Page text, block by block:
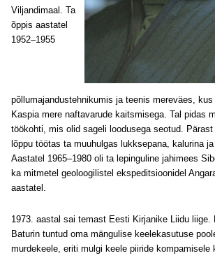
Viljandimaal. Ta
õppis aastatel
1952–1955
põllumajandustehnikumis ja teenis mereväes,
Kaspia mere naftavarude kaitsmisega. Tal pidas
töökohti, mis olid sageli loodusega seotud.
lõppu töötas ta muuhulgas lukksepana, kalurina
Aastatel 1965–1980 oli ta lepinguline jahimees
ka mitmetel geoloogilistel ekspeditsioonidel
aastatel.
1973. aastal sai temast Eesti Kirjanike Liidu liige.
Baturin tuntud oma mängulise keelekasutuse
murdekeele, eriti mulgi keele piiride kompamisele